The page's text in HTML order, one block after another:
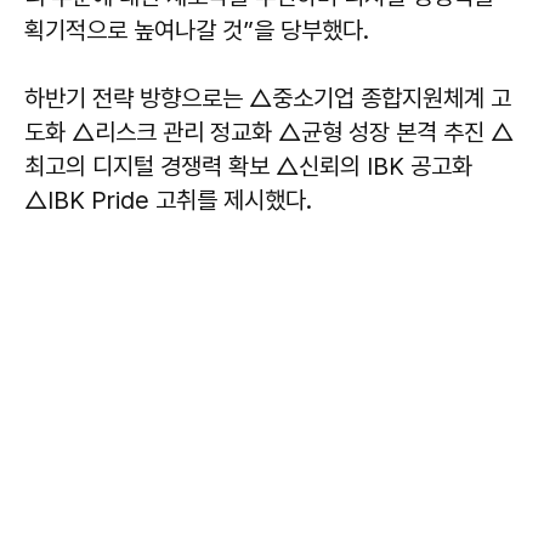
획기적으로 높여나갈 것”을 당부했다.
하반기 전략 방향으로는 △중소기업 종합지원체계 고
도화 △리스크 관리 정교화 △균형 성장 본격 추진 △
최고의 디지털 경쟁력 확보 △신뢰의 IBK 공고화
△IBK Pride 고취를 제시했다.